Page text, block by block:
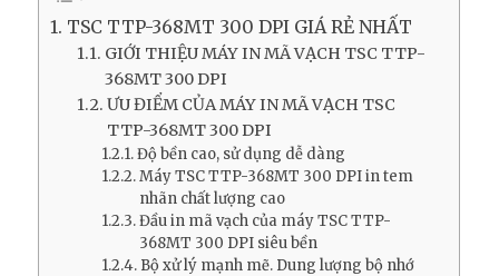
TSC TTP-368MT 300 DPI GIÁ RẺ NHẤT
GIỚI THIỆU MÁY IN MÃ VẠCH TSC TTP-
368MT 300 DPI
ƯU ĐIỂM CỦA MÁY IN MÃ VẠCH TSC
TTP-368MT 300 DPI
Độ bền cao, sử dụng dễ dàng
Máy TSC TTP-368MT 300 DPI in tem
nhãn chất lượng cao
Đầu in mã vạch của máy TSC TTP-
368MT 300 DPI siêu bền
Bộ xử lý mạnh mẽ. Dung lượng bộ nhớ